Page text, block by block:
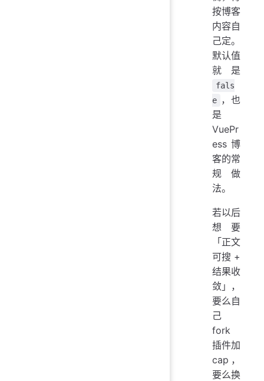
按博客
内容自
己定。
默认值
就是
fals
e ，也
是
VuePr
ess 博
客的常
规做
法。
若以后
想要
「正文
可搜 +
结果收
敛」，
要么自
己
fork
插件加
cap，
要么换